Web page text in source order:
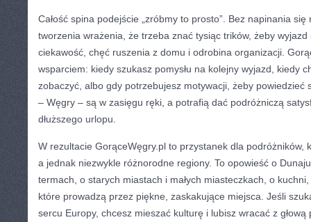
Całość spina podejście „zróbmy to prosto”. Bez napinania
tworzenia wrażenia, że trzeba znać tysiąc trików, żeby wyjazd
ciekawość, chęć ruszenia z domu i odrobina organizacji.
wsparciem: kiedy szukasz pomysłu na kolejny wyjazd, kiedy
zobaczyć, albo gdy potrzebujesz motywacji, żeby powiedzieć
– Węgry – są w zasięgu ręki, a potrafią dać podróżniczą
dłuższego urlopu.
W rezultacie GorąceWęgry.pl to przystanek dla podróżników,
a jednak niezwykle różnorodne regiony. To opowieść o
termach, o starych miastach i małych miasteczkach, o
które prowadzą przez piękne, zaskakujące miejsca. Jeśli
sercu Europy, chcesz mieszać kulturę i lubisz wracać z głową